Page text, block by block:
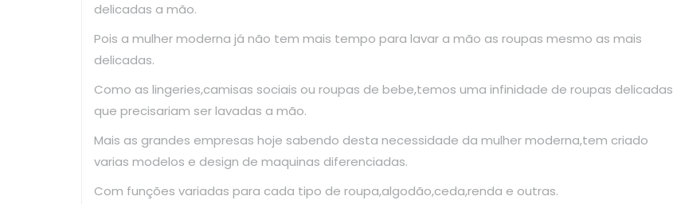
delicadas a mão.
Pois a mulher moderna já não tem mais tempo para lavar a mão as roupas mesmo as mais
delicadas.
Como as lingeries,camisas sociais ou roupas de bebe,temos uma infinidade de roupas delicadas
que precisariam ser lavadas a mão.
Mais as grandes empresas hoje sabendo desta necessidade da mulher moderna,tem criado
varias modelos e design de maquinas diferenciadas.
Com funções variadas para cada tipo de roupa,algodão,ceda,renda e outras.